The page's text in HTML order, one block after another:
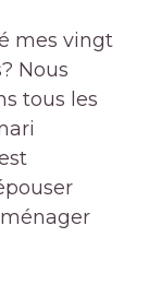
mes vingt
Nous
tous les